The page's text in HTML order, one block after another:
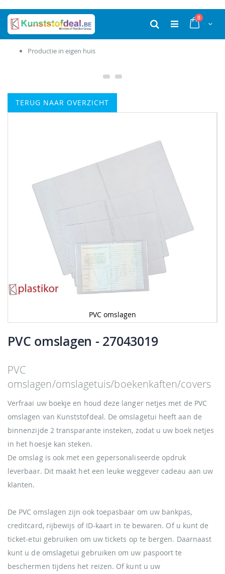
Ga
naar
inhoud
Cart
0producten
Zoek
Productie in eigen huis
TERUG NAAR OVERZICHT
PVC omslagen
naar
het
de
afbeeldingen-
PVC omslagen - 27043019
PVC
omslagen/omslagetuis/boekenkaften/covers
Verfraai uw boekje en houd deze langer netjes met de PVC
omslagen van Kunststofdeal. De omslagetui heeft aan de
binnenzijde 2 transparante insteken, zodat u uw boek netjes
in het hoesje kan steken.
De omslag is ook met een gepersonaliseerde opdruk
leverbaar. Dit maakt het een leuke weggever cadeau aan uw
klanten.
De PVC omslagen zijn ook toepasbaar om uw bankpas,
creditcard, rijbewijs of ID-kaart in te bewaren. Of u kunt de
ticket-etui gebruiken om uw tickets op te bergen. Daarnaast
kunt u de omslagetui gebruiken om uw paspoort te
beschermen tijdens het reizen. Of kunt u uw